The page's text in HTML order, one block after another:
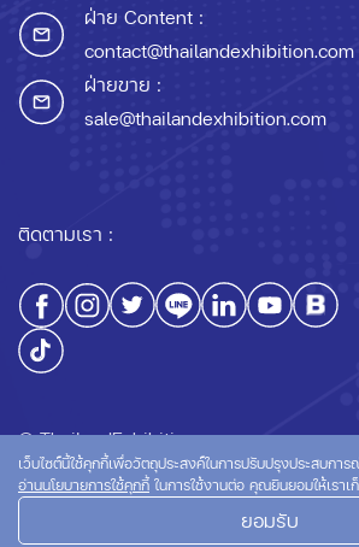
ฝ่าย Content :
contact@thailandexhibition.com
ฝ่ายขาย :
sale@thailandexhibition.com
ติดตามเรา :
© ThailandExhibition.com
นโยบายการใช้คุกกี้
เว็บไซต์นี้ใช้คุกกี้เพื่อวัตถุประสงค์ในการปรับปรุงประสบกา
อ่านนโยบายการใช้คุกกี้ ในการใช้งานต่อ คุณยินยอมให้เรา
ยอมรับ